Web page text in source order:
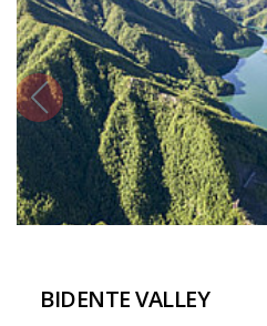
BIDENTE VALLEY